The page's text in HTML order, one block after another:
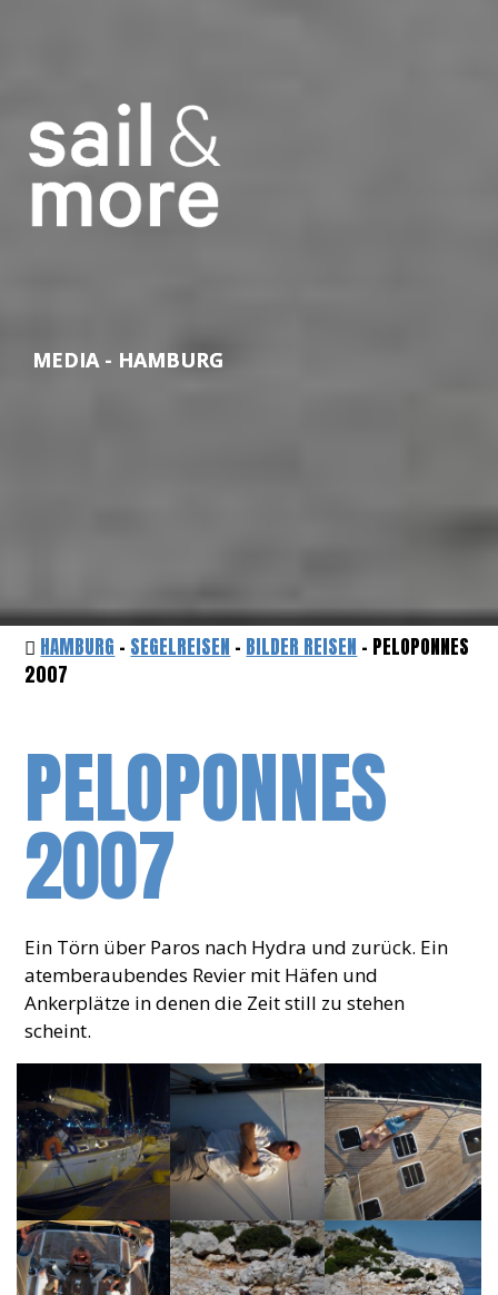
MEDIA - HAMBURG
HAMBURG - SEGELREISEN - BILDER REISEN - PELOPONNES
2007
PELOPONNES
2007
Ein Törn über Paros nach Hydra und zurück. Ein
atemberaubendes Revier mit Häfen und
Ankerplätze in denen die Zeit still zu stehen
scheint.